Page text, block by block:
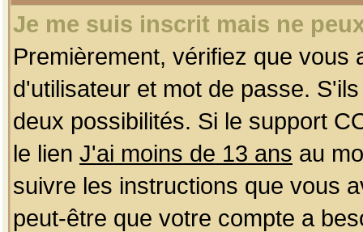
Je me suis inscrit mais ne
Premièrement, vérifiez que
d'utilisateur et mot de passe.
deux possibilités. Si le support
le lien J'ai moins de 13 ans au
suivre les instructions que vous
peut-être que votre compte a